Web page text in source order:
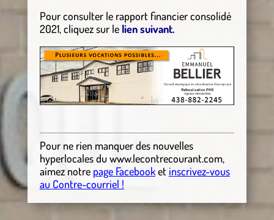
Pour consulter le rapport financier consolidé
2021, cliquez sur le lien suivant.
Pour ne rien manquer des nouvelles
hyperlocalesdu www.lecontrecourant.com,
aimez notre page Facebooket inscrivez-vous
au Contre-courriel !